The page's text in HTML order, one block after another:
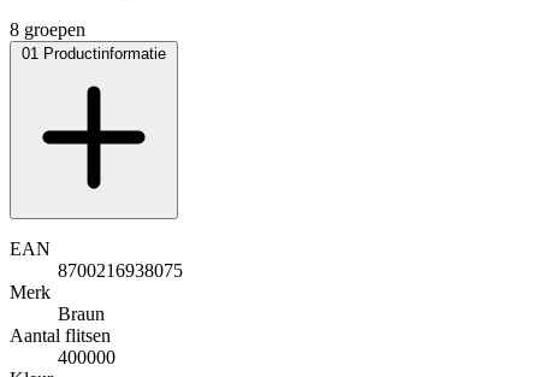
8 groepen
01 Productinformatie
EAN
8700216938075
Merk
Braun
Aantal flitsen
400000